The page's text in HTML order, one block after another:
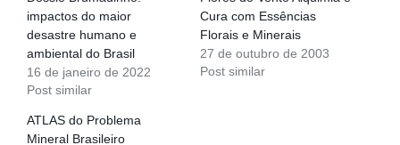
impactos do maior
desastre humano e
ambiental do Brasil
16 de janeiro de 2022
Post similar
Cura com Essências
Florais e Minerais
27 de outubro de 2003
Post similar
ATLAS do Problema
Mineral Brasileiro